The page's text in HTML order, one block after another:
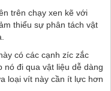
trên chạy xen kẽ với
thiểu sự phân tách vật
có các cạnh zíc zắc
nó đi qua vật liệu dễ dàng
loại vít này cần ít lực hơn